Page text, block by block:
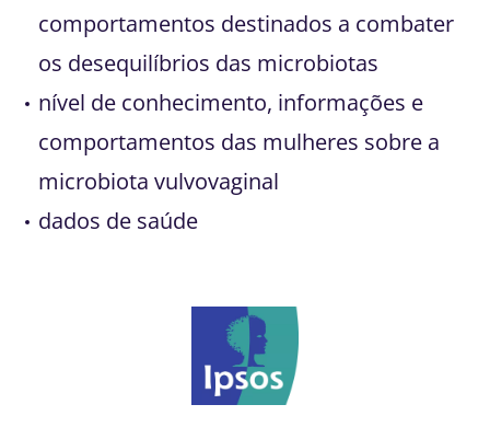
comportamentos destinados a combater
os desequilíbrios das microbiotas
nível de conhecimento, informações e
comportamentos das mulheres sobre a
microbiota vulvovaginal
dados de saúde